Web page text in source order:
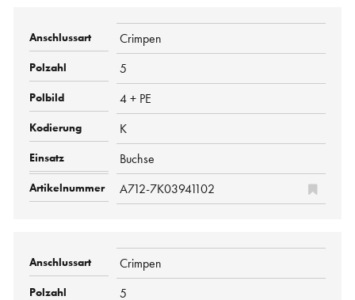
Crimpen
5
4 + PE
K
Buchse
A712-7K03941102
Crimpen
5